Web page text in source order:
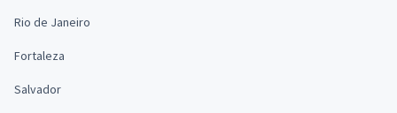
Rio de Janeiro
Fortaleza
Salvador